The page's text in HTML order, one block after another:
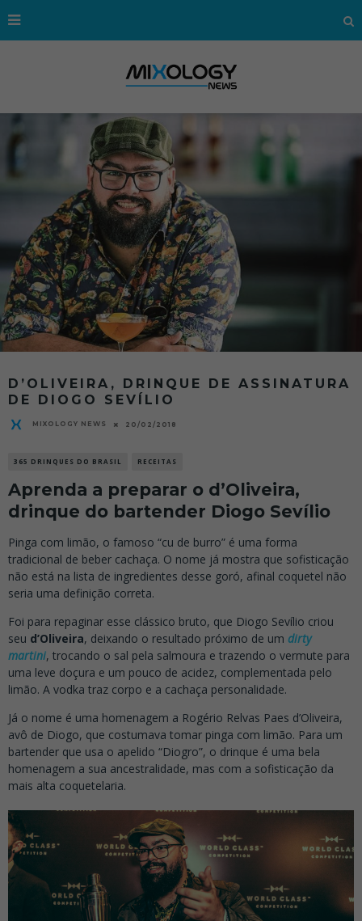
D’OLIVEIRA, DRINQUE DE ASSINATURA
DE DIOGO SEVÍLIO
MIXOLOGY NEWS 20/02/2018
365 DRINQUES DO BRASIL RECEITAS
Aprenda a preparar o d’Oliveira,
drinque do bartender Diogo Sevílio
Pinga com limão, o famoso “cu de burro” é uma forma
tradicional de beber cachaça. O nome já mostra que sofisticação
não está na lista de ingredientes desse goró, afinal coquetel não
seria uma definição correta.
Foi para repaginar esse clássico bruto, que Diogo Sevílio criou
seu d’Oliveira, deixando o resultado próximo de um dirty
martini, trocando o sal pela salmoura e trazendo o vermute para
uma leve doçura e um pouco de acidez, complementada pelo
limão. A vodka traz corpo e a cachaça personalidade.
Já o nome é uma homenagem a Rogério Relvas Paes d’Oliveira,
avô de Diogo, que costumava tomar pinga com limão. Para um
bartender que usa o apelido “Diogro”, o drinque é uma bela
homenagem a sua ancestralidade, mas com a sofisticação da
mais alta coquetelaria.